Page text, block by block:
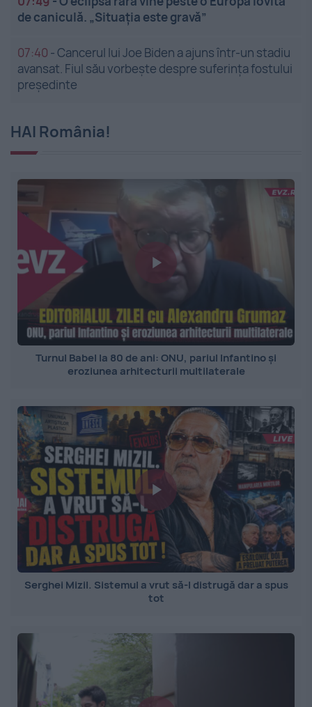
de caniculă. „Situația este gravă”
07:40 -Cancerul lui Joe Biden a ajuns într-un stadiu
avansat. Fiul său vorbește despre suferința fostului
președinte
HAI România!
Turnul Babel la 80 de ani: ONU, pariul Infantino și
eroziunea arhitecturii multilaterale
Serghei Mizil. Sistemul a vrut să-l distrugă dar a spus
tot